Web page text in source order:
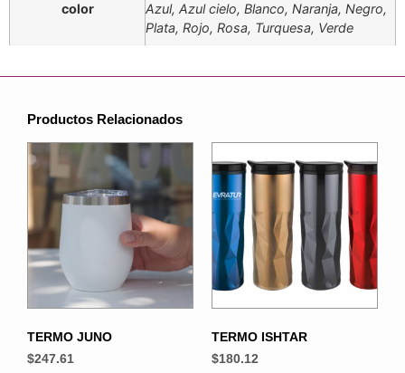
color
Azul, Azul cielo, Blanco, Naranja, Negro,
Plata, Rojo, Rosa, Turquesa, Verde
Productos Relacionados
TERMO JUNO
$247.61
TERMO ISHTAR
$180.12